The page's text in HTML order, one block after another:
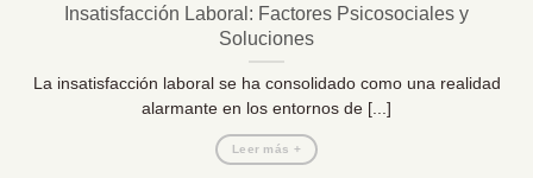
Insatisfacción Laboral: Factores Psicosociales y
Soluciones
La insatisfacción laboral se ha consolidado como una realidad
alarmante en los entornos de [...]
Leer más +